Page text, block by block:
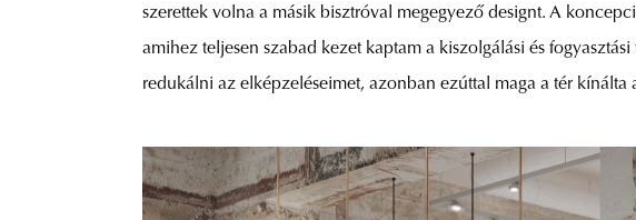
szerettek volna a másik bisztróval megegyező designt. A
amihez teljesen szabad kezet kaptam a kiszolgálási és
redukálni az elképzeléseimet, azonban ezúttal maga a tér